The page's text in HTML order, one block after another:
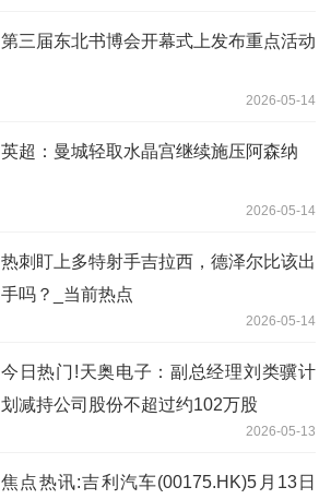
第三届东北书博会开幕式上发布重点活动
2026-05-14
英超：曼城轻取水晶宫继续施压阿森纳
2026-05-14
热刺盯上多特射手吉拉西，德泽尔比该出
手吗？_当前热点
2026-05-14
今日热门!天奥电子：副总经理刘类骥计
划减持公司股份不超过约102万股
2026-05-13
焦点热讯:吉利汽车(00175.HK)5月13日